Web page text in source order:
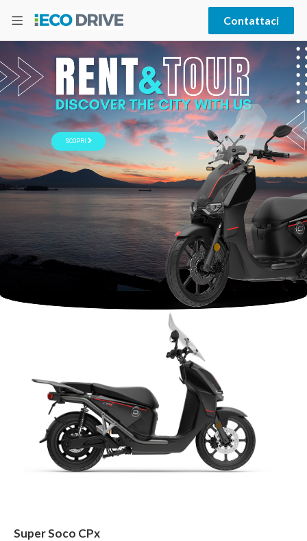
Contattaci
Vivi la città
noleggia subito
il tuo veicolo
VAI AL NOLEGGIO
Super Soco CPx